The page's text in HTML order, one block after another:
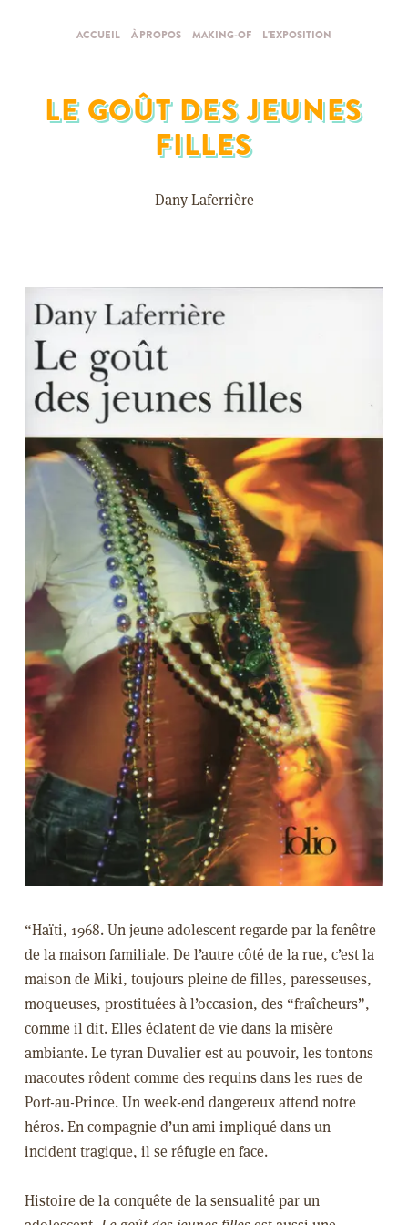
ACCUEIL À PROPOS MAKING-OF L'EXPOSITION
LE GOÛT DES JEUNES
FILLES
Dany Laferrière
“Haïti, 1968. Un jeune adolescent regarde par la fenêtre
de la maison familiale. De l’autre côté de la rue, c’est la
maison de Miki, toujours pleine de filles, paresseuses,
moqueuses, prostituées à l’occasion, des “fraîcheurs”,
comme il dit. Elles éclatent de vie dans la misère
ambiante. Le tyran Duvalier est au pouvoir, les tontons
macoutes rôdent comme des requins dans les rues de
Port-au-Prince. Un week-end dangereux attend notre
héros. En compagnie d’un ami impliqué dans un
incident tragique, il se réfugie en face.
Histoire de la conquête de la sensualité par un